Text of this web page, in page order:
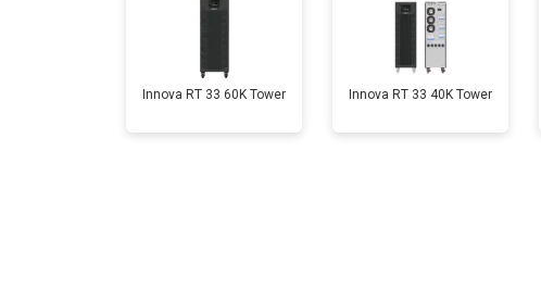
Innova RT 33 60K Tower Innova RT 33 40K Tower